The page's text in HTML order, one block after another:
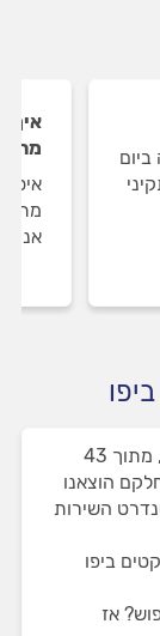
ברגע זה יש 8 מתקיני
איך
אנו
באתר שלנו תמצאו 8 מתקיני פרקטים ביפו, מתוך 43
הוצאנו
השירות
ביפו
אז